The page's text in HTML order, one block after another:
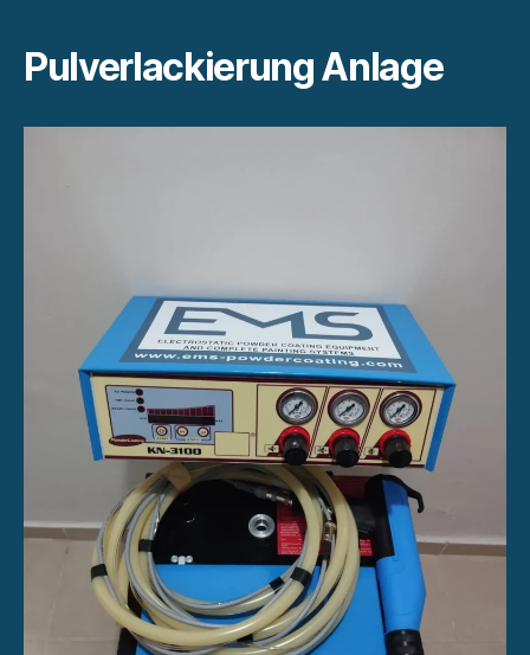
Pulverlackierung Anlage